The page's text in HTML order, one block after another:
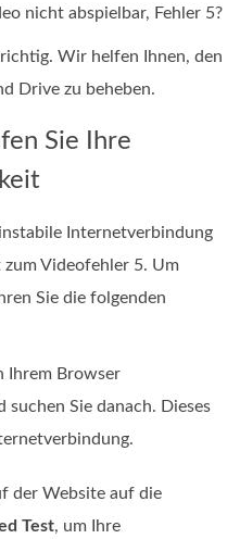
nicht abspielbar, Fehler 5?
Wir helfen Ihnen, den
Drive zu beheben.
Sie Ihre
Internetverbindung
Videofehler 5. Um
Sie die folgenden
Ihrem Browser
suchen Sie danach. Dieses
der Website auf die
Test, um Ihre